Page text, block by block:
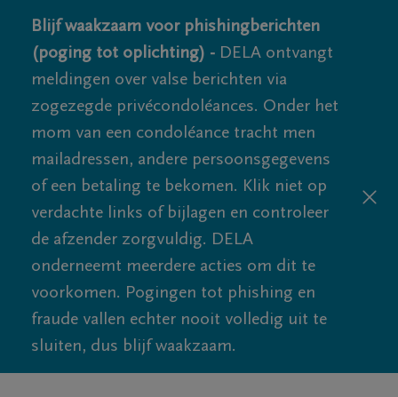
Blijf waakzaam voor phishingberichten
(poging tot oplichting) - DELA ontvangt
meldingen over valse berichten via
zogezegde privécondoléances. Onder het
mom van een condoléance tracht men
mailadressen, andere persoonsgegevens
of een betaling te bekomen. Klik niet op
verdachte links of bijlagen en controleer
de afzender zorgvuldig. DELA
onderneemt meerdere acties om dit te
voorkomen. Pogingen tot phishing en
fraude vallen echter nooit volledig uit te
sluiten, dus blijf waakzaam.